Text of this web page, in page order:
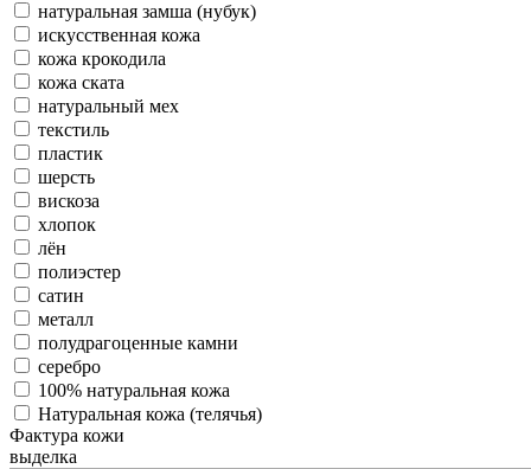
натуральная замша (нубук)
искусственная кожа
кожа крокодила
кожа ската
натуральный мех
текстиль
пластик
шерсть
вискоза
хлопок
лён
полиэстер
сатин
металл
полудрагоценные камни
серебро
100% натуральная кожа
Натуральная кожа (телячья)
Фактура кожи
выделка